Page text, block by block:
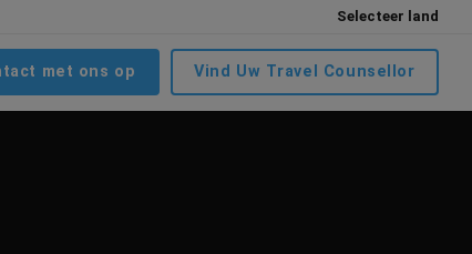
Selecteer land
met ons op Vind Uw Travel Counsellor